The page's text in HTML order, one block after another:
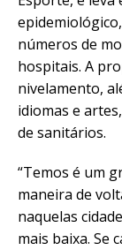
números de
hospitais. A
nivelamento,
idiomas e
de sanitários.
“Temos é um
maneira de
naquelas
mais baixa. Se